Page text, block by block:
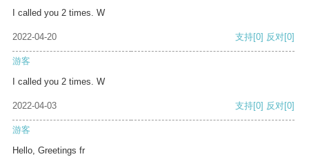
I called you 2 times. W
2022-04-20 支持[0] 反对[0]
游客
I called you 2 times. W
2022-04-03 支持[0] 反对[0]
游客
Hello, Greetings fr